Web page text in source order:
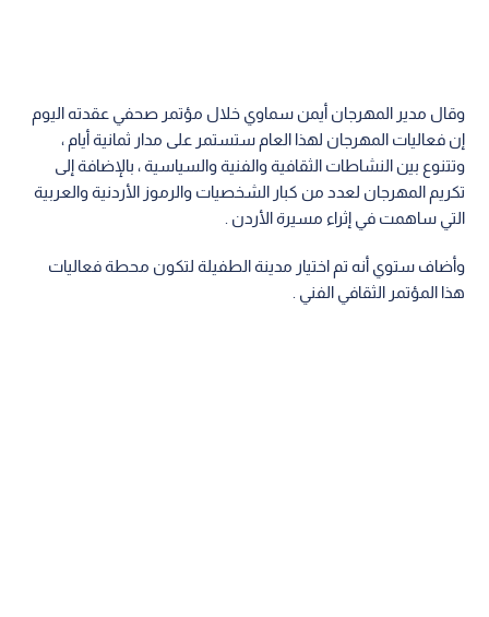
وقال مدير المهرجان أيمن سماوي خلال مؤتمر صحفي عقدته اليوم
إن فعاليات المهرجان لهذا العام ستستمر على مدار ثمانية أيام ،
وتتنوع بين النشاطات الثقافية والفنية والسياسية ، بالإضافة إلى
تكريم المهرجان لعدد من كبار الشخصيات والرموز الأردنية والعربية
التي ساهمت في إثراء مسيرة الأردن .
وأضاف ستوي أنه تم اختيار مدينة الطفيلة لتكون محطة فعاليات
هذا المؤتمر الثقافي الفني .